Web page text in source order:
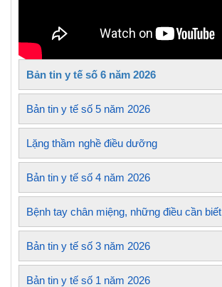
Bản tin y tế số 6 năm 2026
Bản tin y tế số 5 năm 2026
Lặng thầm nghề điều dưỡng
Bản tin y tế số 4 năm 2026
Bệnh tay chân miệng, những điều cần biết
Bản tin y tế số 3 năm 2026
Bản tin y tế số 1 năm 2026